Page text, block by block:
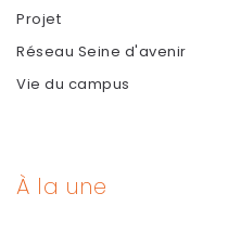
Projet
Réseau Seine d'avenir
Vie du campus
À la une